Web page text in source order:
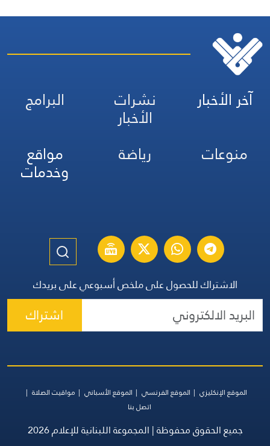
آخر الأخبار نشرات
الأخبار
البرامج
منوعات
رياضة مواقع
وخدمات
الاشتراك للحصول على ملخص أسبوعي على بريدك
اشتراك
الموقع الإنكليزي الموقع الفرنسي الموقع الأسباني
مواقيت الصلاة
اتصل بنا
جميع الحقوق محفوظة | المجموعة اللبنانية للإعلام 2026